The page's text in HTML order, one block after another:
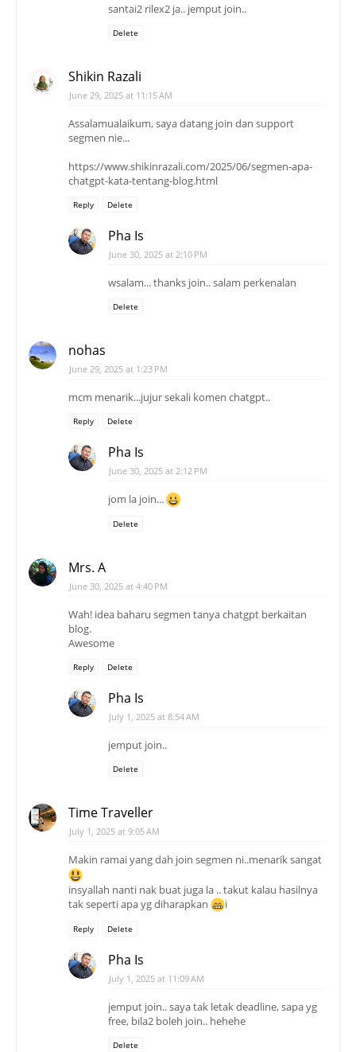
santai2 rilex2 ja.. jemput join..
Delete
Shikin Razali
June 29, 2025 at 11:15 AM
Assalamualaikum, saya datang join dan support
segmen nie...
https://www.shikinrazali.com/2025/06/segmen-apa-
chatgpt-kata-tentang-blog.html
Reply Delete
Pha Is
June 30, 2025 at 2:10 PM
wsalam... thanks join.. salam perkenalan
Delete
nohas
June 29, 2025 at 1:23 PM
mcm menarik...jujur sekali komen chatgpt..
Reply Delete
Pha Is
June 30, 2025 at 2:12 PM
jom la join...
Delete
Mrs. A
June 30, 2025 at 4:40 PM
Wah! idea baharu segmen tanya chatgpt berkaitan
blog.
Awesome
Reply Delete
Pha Is
July 1, 2025 at 8:54 AM
jemput join..
Delete
Time Traveller
July 1, 2025 at 9:05 AM
Makin ramai yang dah join segmen ni..menarik sangat
insyallah nanti nak buat juga la .. takut kalau hasilnya
tak seperti apa yg diharapkan
i
Reply Delete
Pha Is
July 1, 2025 at 11:09 AM
jemput join.. saya tak letak deadline, sapa yg
free, bila2 boleh join.. hehehe
Delete